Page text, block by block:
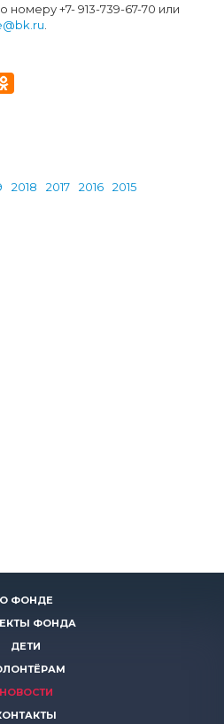
+7- 913-739-67-70 или
2018 2017 2016 2015
О ФОНДЕ
ФОНДА
ДЕТИ
НОВОСТИ